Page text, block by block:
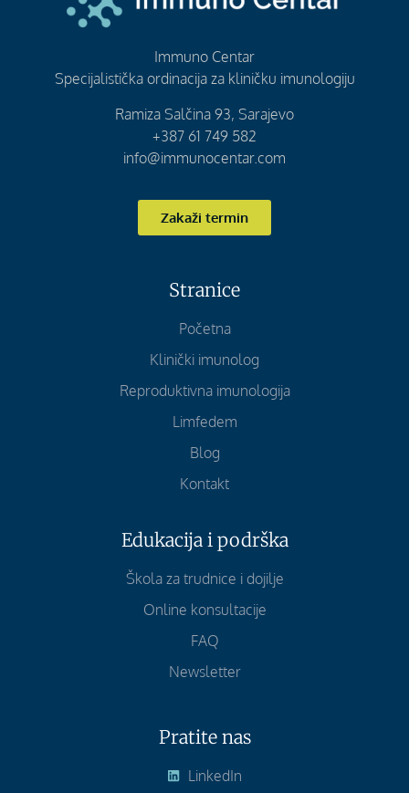
Immuno Centar
Specijalistička ordinacija za kliničku imunologiju
Ramiza Salčina 93, Sarajevo
+387 61 749 582
info@immunocentar.com
Zakaži termin
Stranice
Početna
Klinički imunolog
Reproduktivna imunologija
Limfedem
Blog
Kontakt
Edukacija i podrška
Škola za trudnice i dojilje
Online konsultacije
FAQ
Newsletter
Pratite nas
LinkedIn